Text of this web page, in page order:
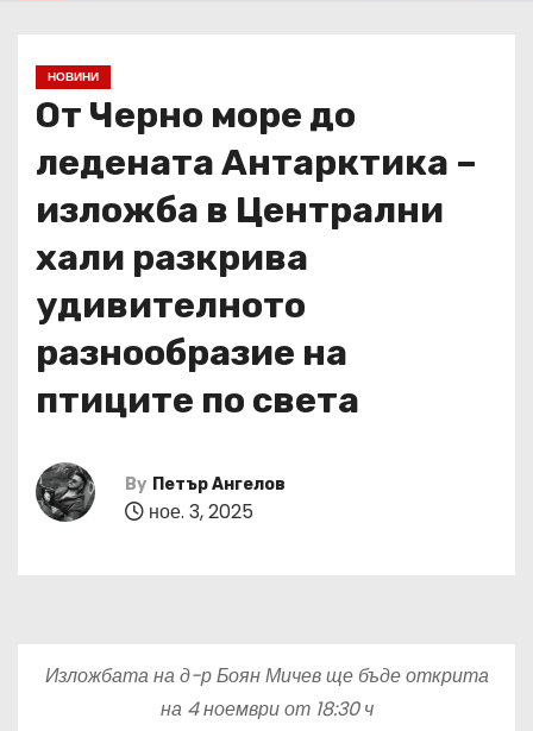
НОВИНИ
От Черно море до
ледената Антарктика –
изложба в Централни
хали разкрива
удивителното
разнообразие на
птиците по света
By Петър Ангелов
ное. 3, 2025
Изложбата на д-р Боян Мичев ще бъде открита
на 4 ноември от 18:30 ч